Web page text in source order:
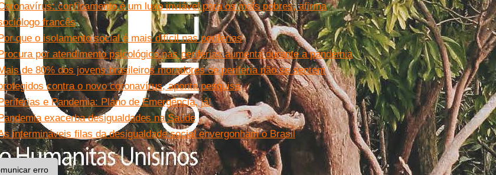
confinamento é um luxo inviável para os mais pobres, afirma
francês
que o isolamento social é mais difícil nas periferias
por atendimento psicológico nas periferias aumenta durante a pandemia
de 80% dos jovens brasileiros moradores de periferia não se sentem
contra o novo coronavírus, aponta pesquisa
e Pandemia: Plano de Emergência, já!
exacerba desigualdades na Saúde
intermináveis filas da desigualdade social envergonham o Brasil
erro